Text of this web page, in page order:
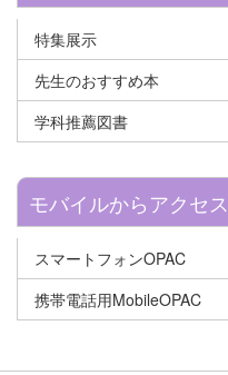
特集展示
先生のおすすめ本
学科推薦図書
モバイルからアクセス
スマートフォンOPAC
携帯電話用MobileOPAC